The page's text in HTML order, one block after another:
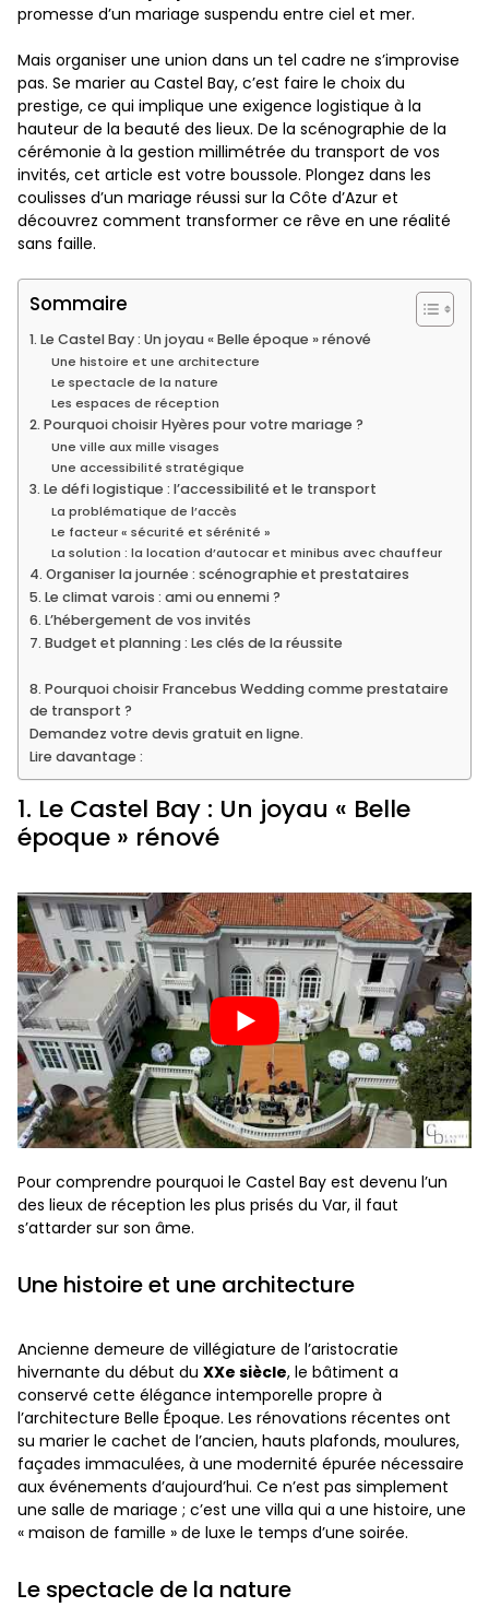
promesse d’un mariage suspendu entre ciel et mer.
Mais organiser une union dans un tel cadre ne s’improvise
pas. Se marier au Castel Bay, c’est faire le choix du
prestige, ce qui implique une exigence logistique à la
hauteur de la beauté des lieux. De la scénographie de la
cérémonie à la gestion millimétrée du transport de vos
invités, cet article est votre boussole. Plongez dans les
coulisses d’un mariage réussi sur la Côte d’Azur et
découvrez comment transformer ce rêve en une réalité
sans faille.
Sommaire
1. Le Castel Bay : Un joyau « Belle époque » rénové
Une histoire et une architecture
Le spectacle de la nature
Les espaces de réception
2. Pourquoi choisir Hyères pour votre mariage ?
Une ville aux mille visages
Une accessibilité stratégique
3. Le défi logistique : l’accessibilité et le transport
La problématique de l’accès
Le facteur « sécurité et sérénité »
La solution : la location d’autocar et minibus avec chauffeur
4. Organiser la journée : scénographie et prestataires
5. Le climat varois : ami ou ennemi ?
6. L’hébergement de vos invités
7. Budget et planning : Les clés de la réussite
8. Pourquoi choisir Francebus Wedding comme prestataire
de transport ?
Demandez votre devis gratuit en ligne.
Lire davantage :
1. Le Castel Bay : Un joyau « Belle
époque » rénové
Pour comprendre pourquoi le Castel Bay est devenu l’un
des lieux de réception les plus prisés du Var, il faut
s’attarder sur son âme.
Une histoire et une architecture
Ancienne demeure de villégiature de l’aristocratie
hivernante du début du XXe siècle, le bâtiment a
conservé cette élégance intemporelle propre à
l’architecture Belle Époque. Les rénovations récentes ont
su marier le cachet de l’ancien, hauts plafonds, moulures,
façades immaculées, à une modernité épurée nécessaire
aux événements d’aujourd’hui. Ce n’est pas simplement
une salle de mariage ; c’est une villa qui a une histoire, une
« maison de famille » de luxe le temps d’une soirée.
Le spectacle de la nature